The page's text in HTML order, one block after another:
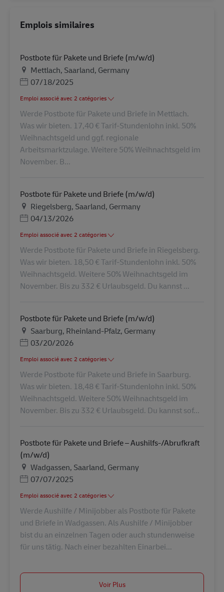
Emplois similaires
Postbote für Pakete und Briefe (m/w/d)
LieuMettlach, Saarland, Germany
Posted Date
07/18/2025
Emploi associé avec 2 catégories
Werde Postbote für Pakete und Briefe in Mettlach.
Was wir bieten. 17,40 € Tarif-Stundenlohn inkl. 50%
Weihnachtsgeld und ggf. regionale
Arbeitsmarktzulage. Weitere 50% Weihnachtsgeld im
November. B...
Postbote für Pakete und Briefe (m/w/d)
LieuRiegelsberg, Saarland, Germany
Posted Date
04/13/2026
Emploi associé avec 2 catégories
Werde Postbote für Pakete und Briefe in Riegelsberg.
Was wir bieten. 18,50 € Tarif-Stundenlohn inkl. 50%
Weihnachtsgeld. Weitere 50% Weihnachtsgeld im
November. Bis zu 332 € Urlaubsgeld. Du kannst ...
Postbote für Pakete und Briefe (m/w/d)
LieuSaarburg, Rheinland-Pfalz, Germany
Posted Date
03/20/2026
Emploi associé avec 2 catégories
Werde Postbote für Pakete und Briefe in Saarburg.
Was wir bieten. 18,48 € Tarif-Stundenlohn inkl. 50%
Weihnachtsgeld. Weitere 50% Weihnachtsgeld im
November. Bis zu 332 € Urlaubsgeld. Du kannst sof...
Postbote für Pakete und Briefe – Aushilfs-/Abrufkraft
(m/w/d)
LieuWadgassen, Saarland, Germany
Posted Date
07/07/2025
Emploi associé avec 2 catégories
Werde Aushilfe / Minijobber als Postbote für Pakete
und Briefe in Wadgassen. Als Aushilfe / Minijobber
bist du an einzelnen Tagen oder auch stundenweise
für uns tätig. Nach einer bezahlten Einarbei...
Voir Plus